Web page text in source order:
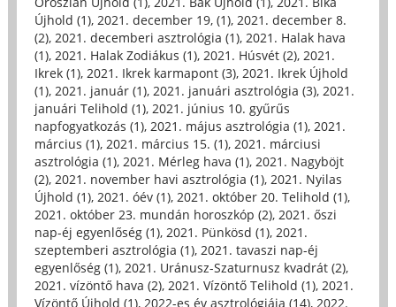
Újhold (1), 2021. december 19, (1), 2021. december 8.
(2), 2021. decemberi asztrológia (1), 2021. Halak hava
(1), 2021. Halak Zodiákus (1), 2021. Húsvét (2), 2021.
Ikrek (1), 2021. Ikrek karmapont (3), 2021. Ikrek Újhold
(1), 2021. január (1), 2021. januári asztrológia (3), 2021.
januári Telihold (1), 2021. június 10. gyűrűs
napfogyatkozás (1), 2021. május asztrológia (1), 2021.
március (1), 2021. március 15. (1), 2021. márciusi
asztrológia (1), 2021. Mérleg hava (1), 2021. Nagyböjt
(2), 2021. november havi asztrológia (1), 2021. Nyilas
Újhold (1), 2021. óév (1), 2021. október 20. Telihold (1),
2021. október 23. mundán horoszkóp (2), 2021. őszi
nap-éj egyenlőség (1), 2021. Pünkösd (1), 2021.
szeptemberi asztrológia (1), 2021. tavaszi nap-éj
egyenlőség (1), 2021. Uránusz-Szaturnusz kvadrát (2),
2021. vízöntő hava (2), 2021. Vízöntő Telihold (1), 2021.
Vízöntő Újhold (1), 2022-es év asztrológiája (14), 2022.